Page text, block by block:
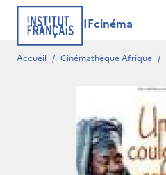
IFcinéma
Accueil / Cinémathèque Afrique /